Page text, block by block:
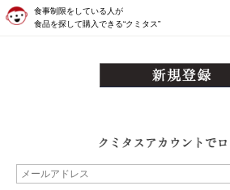
食事制限をしている人が
食品を探して購入できる“クミタス”